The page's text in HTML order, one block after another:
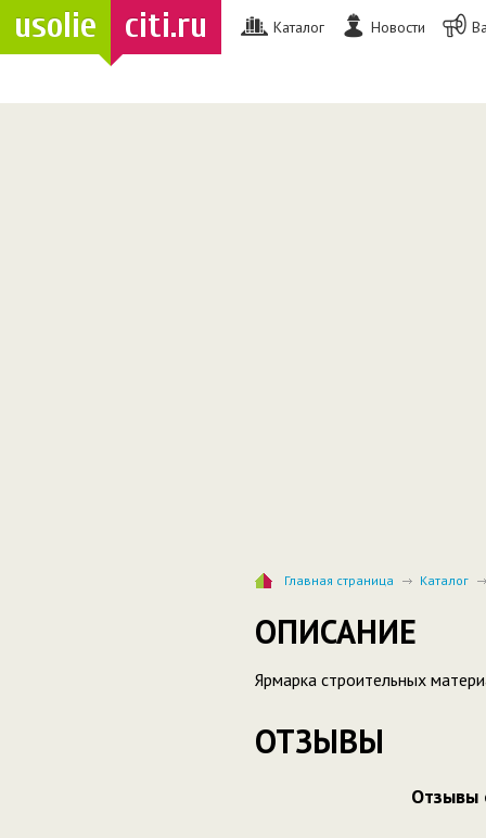
usolie citi.ru Каталог Новости
Главная страница Каталог
ОПИСАНИЕ
Ярмарка строительных
ОТЗЫВЫ
Отзывы